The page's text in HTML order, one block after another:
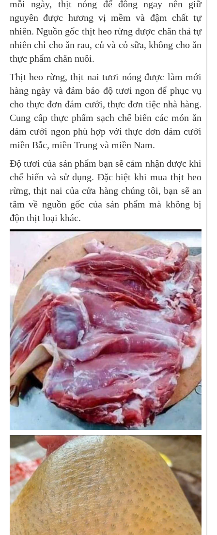
mỗi ngày, thịt nóng để đông ngay nên giữ
nguyên được hương vị mềm và đậm chất tự
nhiên. Nguồn gốc thịt heo rừng được chăn thả tự
nhiên chỉ cho ăn rau, củ và cỏ sữa, không cho ăn
thực phẩm chăn nuôi.
Thịt heo rừng, thịt nai tươi nóng được làm mới
hàng ngày và đảm bảo độ tươi ngon để phục vụ
cho thực đơn đám cưới, thực đơn tiệc nhà hàng.
Cung cấp thực phẩm sạch chế biến các món ăn
đám cưới ngon phù hợp với thực đơn đám cưới
miền Bắc, miền Trung và miền Nam.
Độ tươi của sản phẩm bạn sẽ cảm nhận được khi
chế biến và sử dụng. Đặc biệt khi mua thịt heo
rừng, thịt nai của cửa hàng chúng tôi, bạn sẽ an
tâm về nguồn gốc của sản phẩm mà không bị
độn thịt loại khác.